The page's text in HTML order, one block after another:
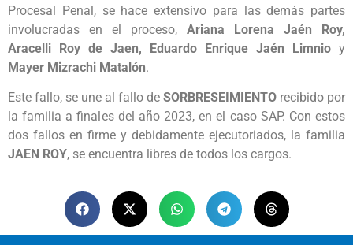
Procesal Penal, se hace extensivo para las demás partes
involucradas en el proceso, Ariana Lorena Jaén Roy,
Aracelli Roy de Jaen, Eduardo Enrique Jaén Limnio y
Mayer Mizrachi Matalón.
Este fallo, se une al fallo de SORBRESEIMIENTO recibido por
la familia a finales del año 2023, en el caso SAP. Con estos
dos fallos en firme y debidamente ejecutoriados, la familia
JAEN ROY, se encuentra libres de todos los cargos.